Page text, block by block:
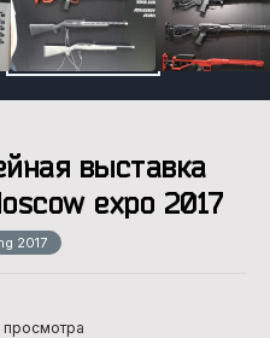
выставка
expo 2017
2017
просмотра